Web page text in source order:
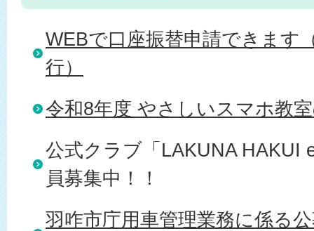
WEBで口座振替申請できます
行）
令和8年度 やさしいスマホ教
公式クラブ「LAKUNA HAKUI
員募集中！！
羽咋市庁用車管理業務に係る